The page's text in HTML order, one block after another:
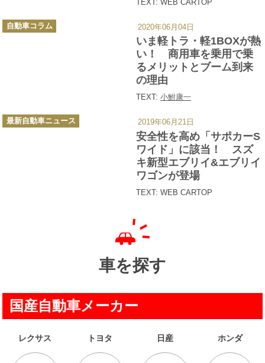
TEXT: WEB CARTOP
いま軽トラ・軽1BOXが熱
い！ 商用車を乗用で乗
るメリットとブーム到来
の理由
TEXT: 小鮒康一
カ
テ
自動車コラム 2020年06月04日
安全性を高め「サポカーS
ワイド」に該当！ スズ
キ新型エブリイ&エブリイ
ワゴンが登場
TEXT: WEB CARTOP
カ
テ
最新自動車ニュース 2019年06月21日
車を探す
国産自動車メーカー
レクサス トヨタ 日産 ホンダ